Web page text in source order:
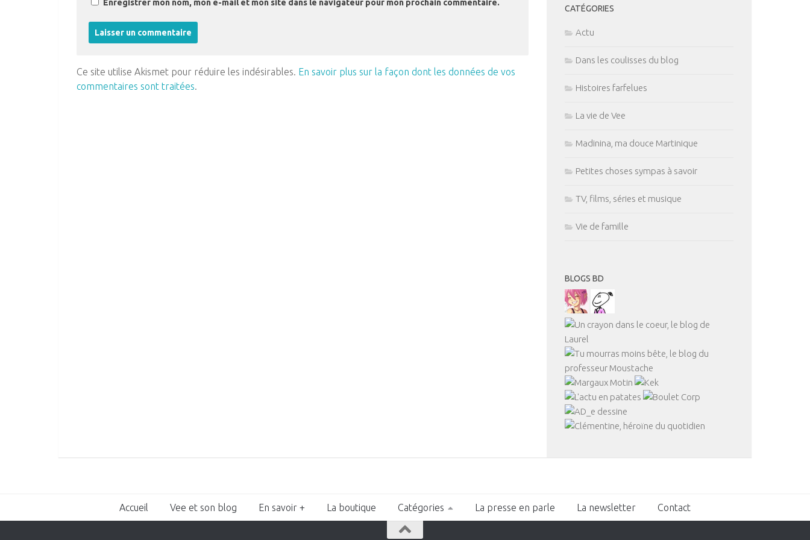
Enregistrer mon nom, mon e-mail et mon site dans le navigateur pour mon prochain commentaire.
Ce site utilise Akismet pour réduire les indésirables. En savoir plus sur la façon dont les données de vos
commentaires sont traitées.
CATÉGORIES
Actu
Dans les coulisses du blog
Histoires farfelues
La vie de Vee
Madinina, ma douce Martinique
Petites choses sympas à savoir
TV, films, séries et musique
Vie de famille
BLOGS BD
Accueil Vee et son blog En savoir + La boutique Catégories La presse en parle La newsletter Contact